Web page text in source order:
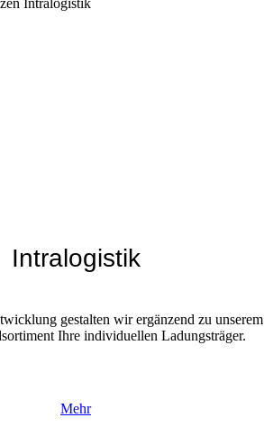
Intralogistik
gestalten wir ergänzend zu unserem
Ihre individuellen Ladungsträger.
Mehr